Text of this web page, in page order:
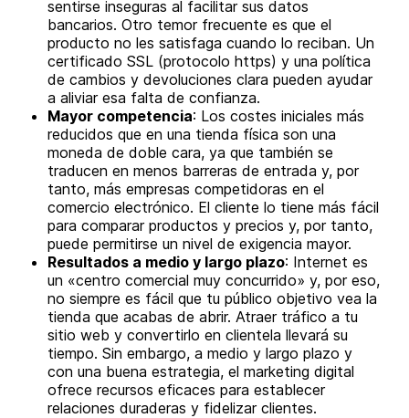
sentirse inseguras al facilitar sus datos
bancarios. Otro temor frecuente es que el
producto no les satisfaga cuando lo reciban. Un
certificado SSL (protocolo https) y una política
de cambios y devoluciones clara pueden ayudar
a aliviar esa falta de confianza.
Mayor competencia: Los costes iniciales más
reducidos que en una tienda física son una
moneda de doble cara, ya que también se
traducen en menos barreras de entrada y, por
tanto, más empresas competidoras en el
comercio electrónico. El cliente lo tiene más fácil
para comparar productos y precios y, por tanto,
puede permitirse un nivel de exigencia mayor.
Resultados a medio y largo plazo: Internet es
un «centro comercial muy concurrido» y, por eso,
no siempre es fácil que tu público objetivo vea la
tienda que acabas de abrir. Atraer tráfico a tu
sitio web y convertirlo en clientela llevará su
tiempo. Sin embargo, a medio y largo plazo y
con una buena estrategia, el marketing digital
ofrece recursos eficaces para establecer
relaciones duraderas y fidelizar clientes.